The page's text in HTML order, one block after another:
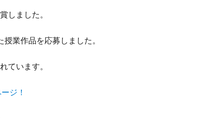
しました。
業作品を応募しました。
ています。
ジ！